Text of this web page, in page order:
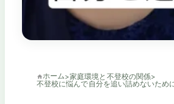
ホーム>家庭環境と不登校の関係>
不登校に悩んで自分を追い詰めないため